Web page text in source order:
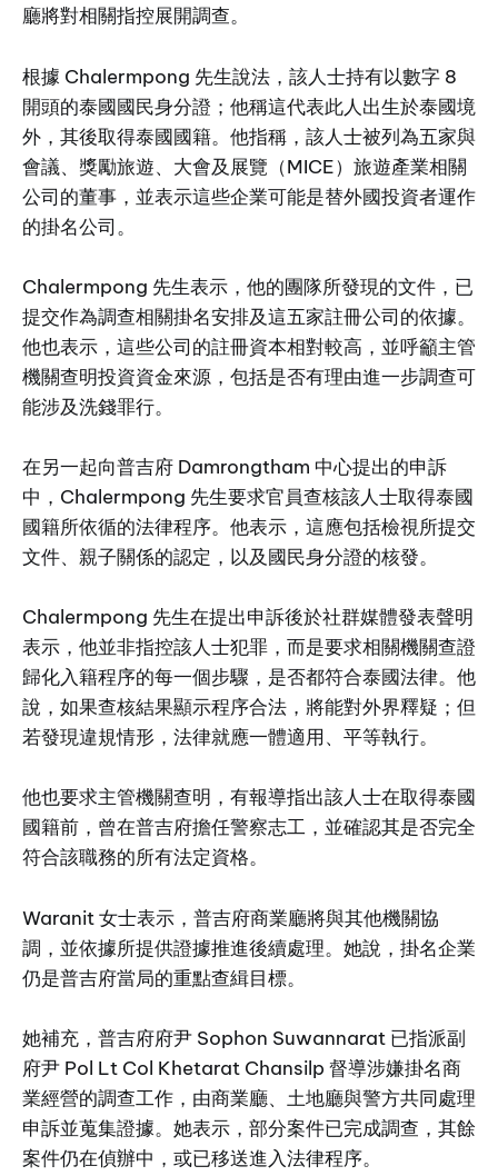
廳將對相關指控展開調查。
根據 Chalermpong 先生說法，該人士持有以數字 8
開頭的泰國國民身分證；他稱這代表此人出生於泰國境
外，其後取得泰國國籍。他指稱，該人士被列為五家與
會議、獎勵旅遊、大會及展覽（MICE）旅遊產業相關
公司的董事，並表示這些企業可能是替外國投資者運作
的掛名公司。
Chalermpong 先生表示，他的團隊所發現的文件，已
提交作為調查相關掛名安排及這五家註冊公司的依據。
他也表示，這些公司的註冊資本相對較高，並呼籲主管
機關查明投資資金來源，包括是否有理由進一步調查可
能涉及洗錢罪行。
在另一起向普吉府 Damrongtham 中心提出的申訴
中，Chalermpong 先生要求官員查核該人士取得泰國
國籍所依循的法律程序。他表示，這應包括檢視所提交
文件、親子關係的認定，以及國民身分證的核發。
Chalermpong 先生在提出申訴後於社群媒體發表聲明
表示，他並非指控該人士犯罪，而是要求相關機關查證
歸化入籍程序的每一個步驟，是否都符合泰國法律。他
說，如果查核結果顯示程序合法，將能對外界釋疑；但
若發現違規情形，法律就應一體適用、平等執行。
他也要求主管機關查明，有報導指出該人士在取得泰國
國籍前，曾在普吉府擔任警察志工，並確認其是否完全
符合該職務的所有法定資格。
Waranit 女士表示，普吉府商業廳將與其他機關協
調，並依據所提供證據推進後續處理。她說，掛名企業
仍是普吉府當局的重點查緝目標。
她補充，普吉府府尹 Sophon Suwannarat 已指派副
府尹 Pol Lt Col Khetarat Chansilp 督導涉嫌掛名商
業經營的調查工作，由商業廳、土地廳與警方共同處理
申訴並蒐集證據。她表示，部分案件已完成調查，其餘
案件仍在偵辦中，或已移送進入法律程序。